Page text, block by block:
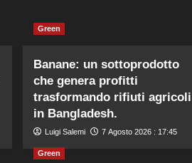
Green
Banane: un sottoprodotto
che genera profitti
trasformando rifiuti agricoli
in Bangladesh.
Luigi Salemi 7 Agosto 2026 : 17:45
Green